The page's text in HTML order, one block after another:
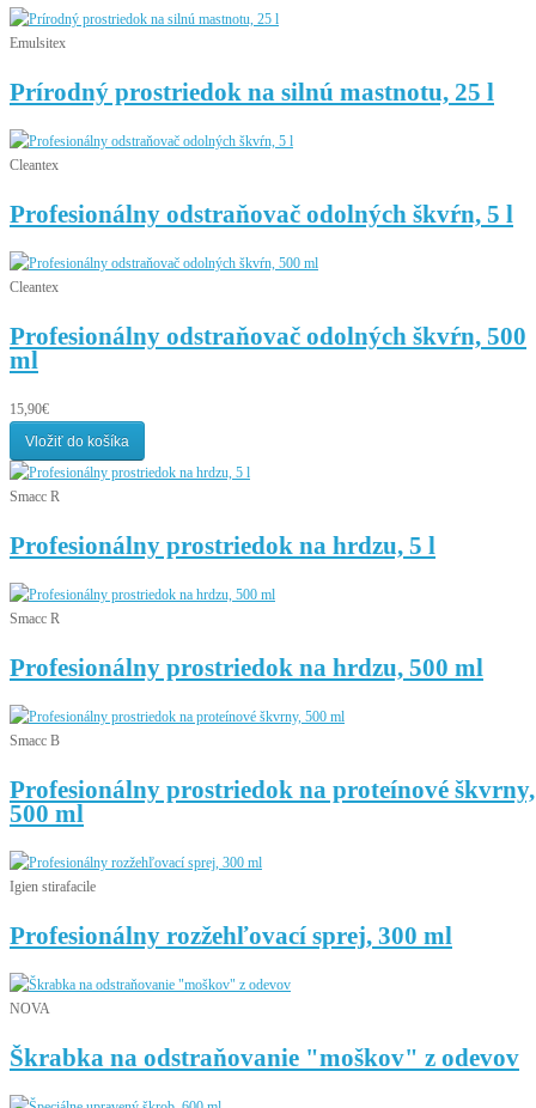
Emulsitex
Prírodný prostriedok na silnú mastnotu, 25 l
Cleantex
Profesionálny odstraňovač odolných škvŕn, 5 l
Cleantex
Profesionálny odstraňovač odolných škvŕn, 500
ml
15,90€
Vložiť do košíka
Smacc R
Profesionálny prostriedok na hrdzu, 5 l
Smacc R
Profesionálny prostriedok na hrdzu, 500 ml
Smacc B
Profesionálny prostriedok na proteínové škvrny,
500 ml
Igien stirafacile
Profesionálny rozžehľovací sprej, 300 ml
NOVA
Škrabka na odstraňovanie "moškov" z odevov